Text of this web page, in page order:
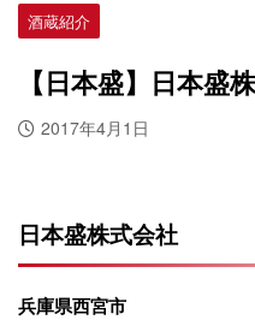
酒蔵紹介
【日本盛】日本盛
2017年4月1日
日本盛株式会社
兵庫県西宮市